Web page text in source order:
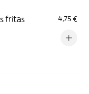
fritas 4,75 €